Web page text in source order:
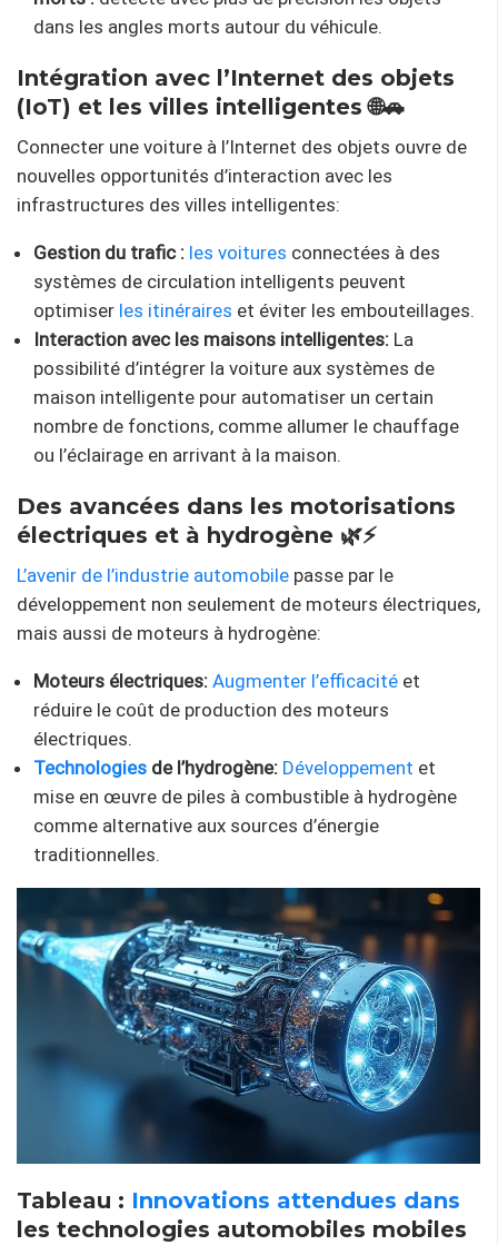
dans les angles morts autour du véhicule.
Intégration avec l’Internet des objets
(IoT) et les villes intelligentes 🌐🚗
Connecter une voiture à l’Internet des objets ouvre de
nouvelles opportunités d’interaction avec les
infrastructures des villes intelligentes:
Gestion du trafic : les voitures connectées à des
systèmes de circulation intelligents peuvent
optimiser les itinéraires et éviter les embouteillages.
Interaction avec les maisons intelligentes: La
possibilité d’intégrer la voiture aux systèmes de
maison intelligente pour automatiser un certain
nombre de fonctions, comme allumer le chauffage
ou l’éclairage en arrivant à la maison.
Des avancées dans les motorisations
électriques et à hydrogène 🌿⚡
L’avenir de l’industrie automobile passe par le
développement non seulement de moteurs électriques,
mais aussi de moteurs à hydrogène:
Moteurs électriques: Augmenter l’efficacité et
réduire le coût de production des moteurs
électriques.
Technologies de l’hydrogène: Développement et
mise en œuvre de piles à combustible à hydrogène
comme alternative aux sources d’énergie
traditionnelles.
Tableau : Innovations attendues dans
les technologies automobiles mobiles